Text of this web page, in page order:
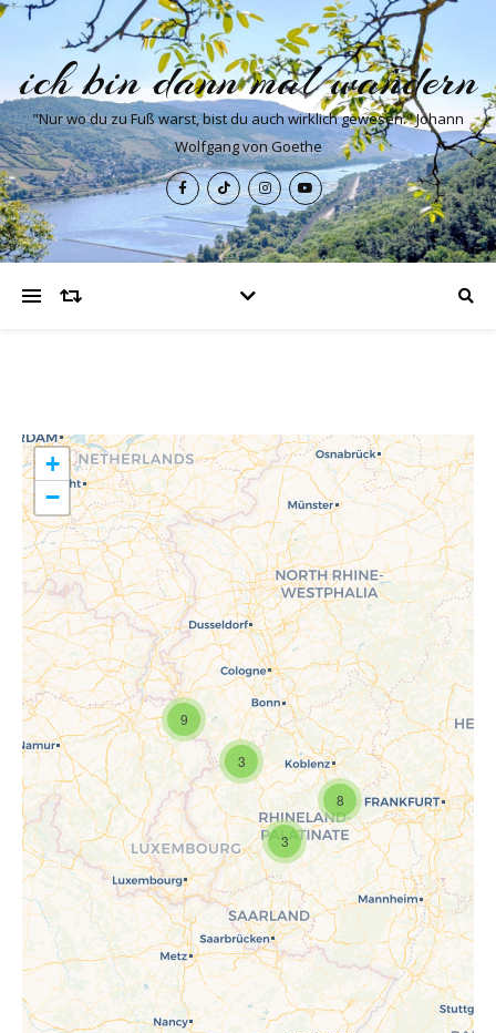
ich bin dann mal wandern
"Nur wo du zu Fuß warst, bist du auch wirklich gewesen." Johann
Wolfgang von Goethe
Travelers' Map wird geladen …
Wenn du dies siehst, nachdem
deine Seite vollständig geladen
wurde, fehlen leafletJS-Dateien.
3
8
3
9
+
−